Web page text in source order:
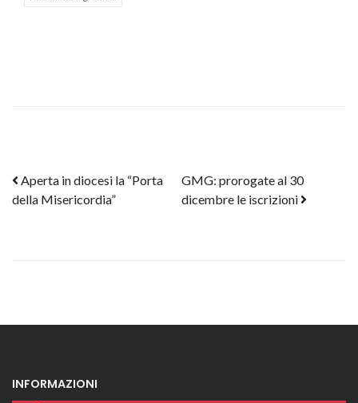
Post navigation
Aperta in diocesi la “Porta
della Misericordia”
GMG: prorogate al 30
dicembre le iscrizioni
INFORMAZIONI